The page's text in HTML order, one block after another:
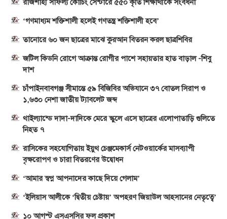
রাজশাহী সাফল্য কোচিং সেন্টারে ৫৫০ কৃতি শিক্ষার্থীকে সংবর্ধনা
‘গণমাধ্যম শক্তিশালী হলেই গণতন্ত্র শক্তিশালী হবে’
তানোরে ৬০ জন ছাত্রের মাঝে কুরআন বিতরন করল ছাত্রশিবির
জটিল কিডনি রোগে আক্রান্ত রোগীর পাশে সহায়তার হাত বাড়াল -শিবু
দাশ
চাঁপাইনবাবগঞ্জ সীমান্তে ৫৯ বিজিবির অভিযানে ৩৭ বোতল সিরাপ ও
১,৬৩০ নেশা জাতীয় ট্যাবলেট জব্দ
থাইল্যান্ডে দাদা-দাদিকে মেরে স্কুলে এসে ছাত্রের এলোপাতাড়ি গুলিতে
নিহত ৭
রাসিকের সহযোগিতায় ইয়ুথ চেঞ্জমেকার্স নেটওয়ার্কের মাসব্যাপী
বৃক্ষরোপণ ও চারা বিতরণের উদ্বোধন
‘আমার স্বপ্ন আপনাদের কাছে দিয়ে গেলাম’
‘ইলিয়াস আলীকে ‘দ্বিতীয় চেষ্টায়’ অপহরণ জিয়াউল আহসানের নেতৃত্বে’
১০ আগস্ট এসএসসির ফল প্রকাশ